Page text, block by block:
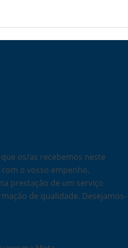
os/as recebemos neste
o vosso empenho,
prestação de um serviço
de qualidade. Desejamos-